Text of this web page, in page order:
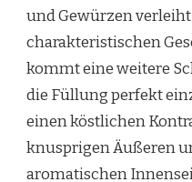
und Gewürzen
charakteristischen
kommt eine weitere
die Füllung perfekt
einen köstlichen
knusprigen Äußeren
aromatischen